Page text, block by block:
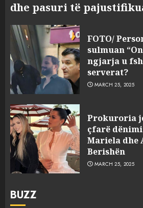
dhe pasuri të
FOTO/
sulmuan
ngjarja u
serverat?
MARCH 25, 2025
Prokuroria
çfarë
Mariela dhe
Berishën
MARCH 25, 2025
BUZZ